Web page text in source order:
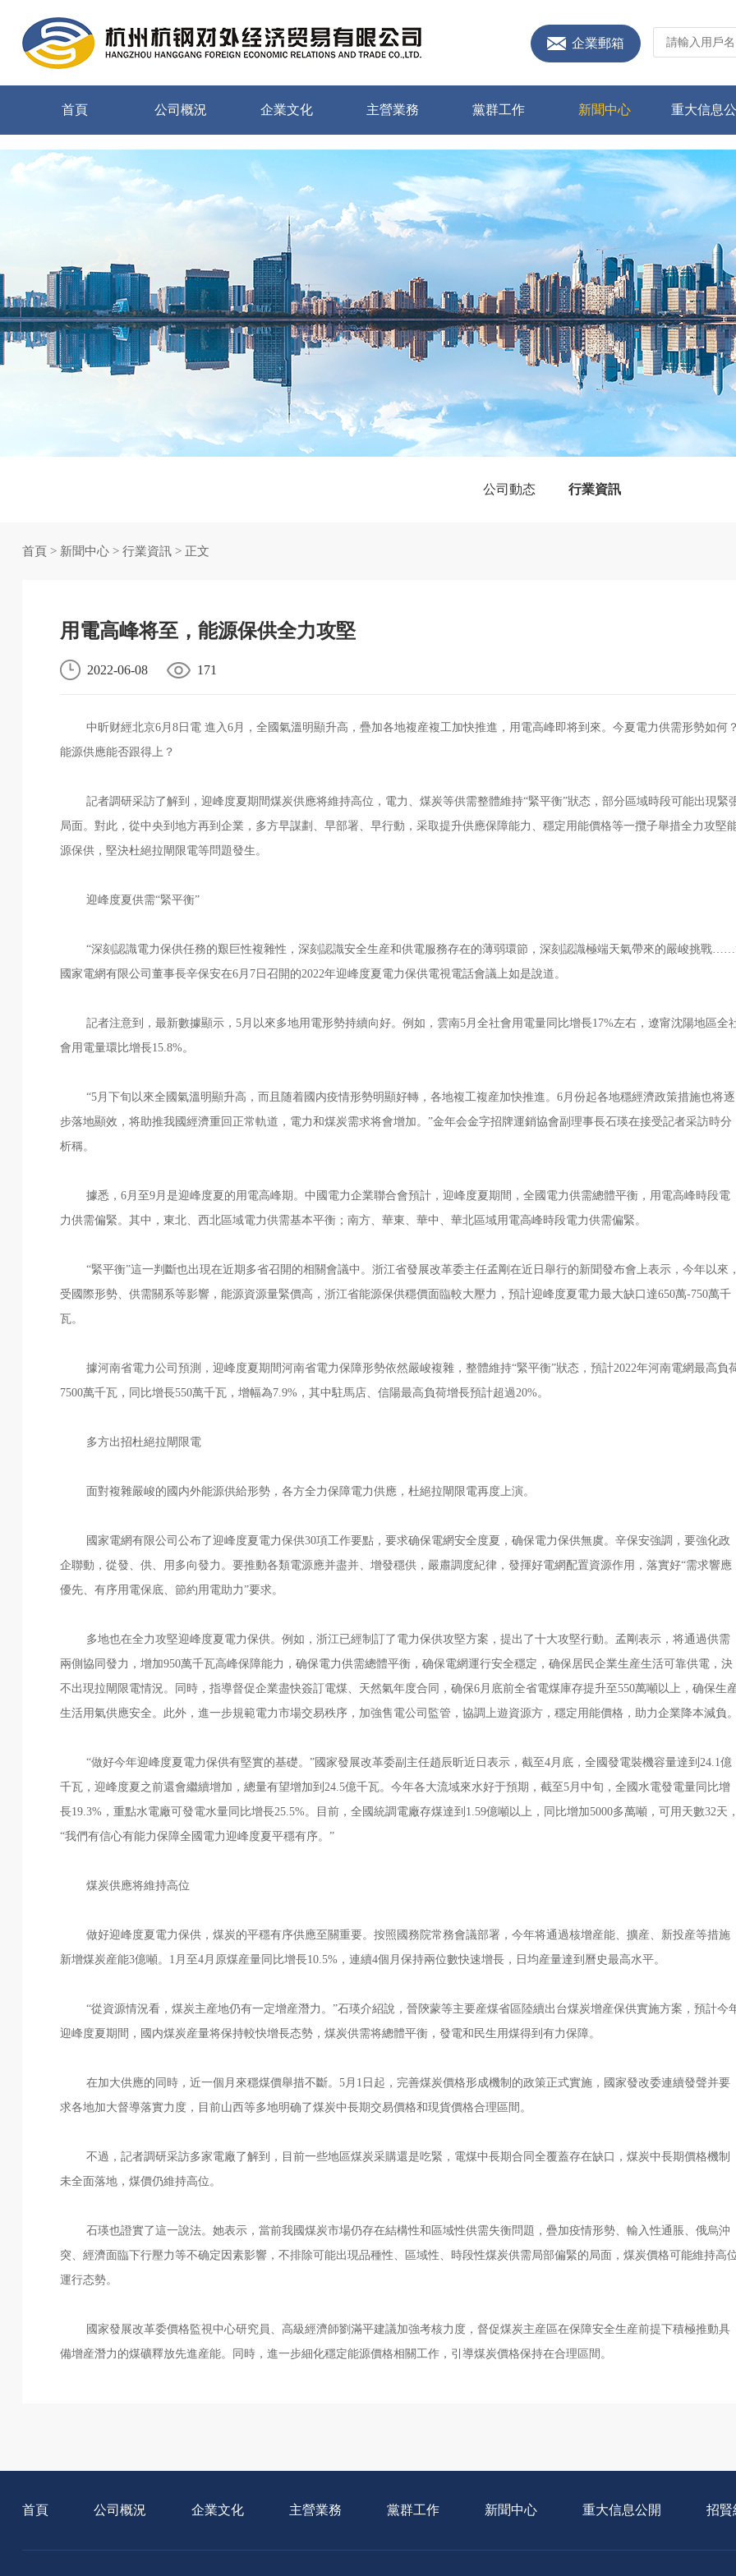
企業郵箱
首頁 公司概況 企業文化 主營業務 黨群工作 新聞中心 重大信息
公司動态 行業資訊
首頁 > 新聞中心> 行業資訊> 正文
用電高峰将至，能源保供全力攻堅
2022-06-08 171
中昕财經北京6月8日電 進入6月，全國氣溫明顯升高，疊加各地複産複工加快推進，用電高峰即将到來。今夏電力供需形勢如何
能源供應能否跟得上？
記者調研采訪了解到，迎峰度夏期間煤炭供應将維持高位，電力、煤炭等供需整體維持“緊平衡”狀态，部分區域時段可能出現緊
局面。對此，從中央到地方再到企業，多方早謀劃、早部署、早行動，采取提升供應保障能力、穩定用能價格等一攬子舉措全力攻堅
源保供，堅決杜絕拉閘限電等問題發生。
迎峰度夏供需“緊平衡”
“深刻認識電力保供任務的艱巨性複雜性，深刻認識安全生産和供電服務存在的薄弱環節，深刻認識極端天氣帶來的嚴峻挑戰
國家電網有限公司董事長辛保安在6月7日召開的2022年迎峰度夏電力保供電視電話會議上如是說道。
記者注意到，最新數據顯示，5月以來多地用電形勢持續向好。例如，雲南5月全社會用電量同比增長17%左右，遼甯沈陽地區全
會用電量環比增長15.8%。
“5月下旬以來全國氣溫明顯升高，而且随着國内疫情形勢明顯好轉，各地複工複産加快推進。6月份起各地穩經濟政策措施也将逐
步落地顯效，将助推我國經濟重回正常軌道，電力和煤炭需求将會增加。”金年会金字招牌運銷協會副理事長石瑛在接受記者采訪時分
析稱。
據悉，6月至9月是迎峰度夏的用電高峰期。中國電力企業聯合會預計，迎峰度夏期間，全國電力供需總體平衡，用電高峰時段電
力供需偏緊。其中，東北、西北區域電力供需基本平衡；南方、華東、華中、華北區域用電高峰時段電力供需偏緊。
“緊平衡”這一判斷也出現在近期多省召開的相關會議中。浙江省發展改革委主任孟剛在近日舉行的新聞發布會上表示，今年以來
受國際形勢、供需關系等影響，能源資源量緊價高，浙江省能源保供穩價面臨較大壓力，預計迎峰度夏電力最大缺口達650萬-750萬千
瓦。
據河南省電力公司預測，迎峰度夏期間河南省電力保障形勢依然嚴峻複雜，整體維持“緊平衡”狀态，預計2022年河南電網最高負
7500萬千瓦，同比增長550萬千瓦，增幅為7.9%，其中駐馬店、信陽最高負荷增長預計超過20%。
多方出招杜絕拉閘限電
面對複雜嚴峻的國内外能源供給形勢，各方全力保障電力供應，杜絕拉閘限電再度上演。
國家電網有限公司公布了迎峰度夏電力保供30項工作要點，要求确保電網安全度夏，确保電力保供無虞。辛保安強調，要強化政
企聯動，從發、供、用多向發力。要推動各類電源應并盡并、增發穩供，嚴肅調度紀律，發揮好電網配置資源作用，落實好“需求響應
優先、有序用電保底、節約用電助力”要求。
多地也在全力攻堅迎峰度夏電力保供。例如，浙江已經制訂了電力保供攻堅方案，提出了十大攻堅行動。孟剛表示，将通過供需
兩側協同發力，增加950萬千瓦高峰保障能力，确保電力供需總體平衡，确保電網運行安全穩定，确保居民企業生産生活可靠供電，決
不出現拉閘限電情況。同時，指導督促企業盡快簽訂電煤、天然氣年度合同，确保6月底前全省電煤庫存提升至550萬噸以上，确保生
生活用氣供應安全。此外，進一步規範電力市場交易秩序，加強售電公司監管，協調上遊資源方，穩定用能價格，助力企業降本減負
“做好今年迎峰度夏電力保供有堅實的基礎。”國家發展改革委副主任趙辰昕近日表示，截至4月底，全國發電裝機容量達到24.1億
千瓦，迎峰度夏之前還會繼續增加，總量有望增加到24.5億千瓦。今年各大流域來水好于預期，截至5月中旬，全國水電發電量同比增
長19.3%，重點水電廠可發電水量同比增長25.5%。目前，全國統調電廠存煤達到1.59億噸以上，同比增加5000多萬噸，可用天數32天
“我們有信心有能力保障全國電力迎峰度夏平穩有序。”
煤炭供應将維持高位
做好迎峰度夏電力保供，煤炭的平穩有序供應至關重要。按照國務院常務會議部署，今年将通過核增産能、擴産、新投産等措施
新增煤炭産能3億噸。1月至4月原煤産量同比增長10.5%，連續4個月保持兩位數快速增長，日均産量達到曆史最高水平。
“從資源情況看，煤炭主産地仍有一定增産潛力。”石瑛介紹說，晉陝蒙等主要産煤省區陸續出台煤炭增産保供實施方案，預計今
迎峰度夏期間，國内煤炭産量将保持較快增長态勢，煤炭供需将總體平衡，發電和民生用煤得到有力保障。
在加大供應的同時，近一個月來穩煤價舉措不斷。5月1日起，完善煤炭價格形成機制的政策正式實施，國家發改委連續發聲并要
求各地加大督導落實力度，目前山西等多地明确了煤炭中長期交易價格和現貨價格合理區間。
不過，記者調研采訪多家電廠了解到，目前一些地區煤炭采購還是吃緊，電煤中長期合同全覆蓋存在缺口，煤炭中長期價格機制
未全面落地，煤價仍維持高位。
石瑛也證實了這一說法。她表示，當前我國煤炭市場仍存在結構性和區域性供需失衡問題，疊加疫情形勢、輸入性通脹、俄烏沖
突、經濟面臨下行壓力等不确定因素影響，不排除可能出現品種性、區域性、時段性煤炭供需局部偏緊的局面，煤炭價格可能維持高
運行态勢。
國家發展改革委價格監視中心研究員、高級經濟師劉滿平建議加強考核力度，督促煤炭主産區在保障安全生産前提下積極推動具
備增産潛力的煤礦釋放先進産能。同時，進一步細化穩定能源價格相關工作，引導煤炭價格保持在合理區間。
首頁 公司概況 企業文化 主營業務 黨群工作 新聞中心 重大信息公開 招賢